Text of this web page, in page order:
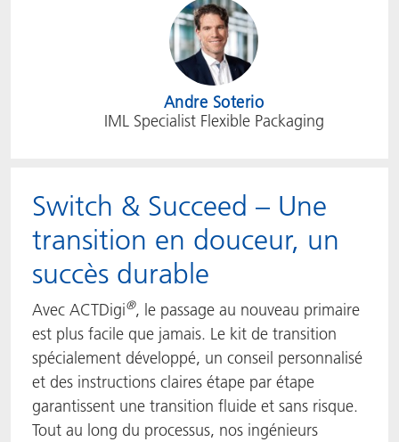
Andre Soterio
IML Specialist Flexible Packaging
Switch & Succeed – Une
transition en douceur, un
succès durable
Avec ACTDigi®, le passage au nouveau primaire
est plus facile que jamais. Le kit de transition
spécialement développé, un conseil personnalisé
et des instructions claires étape par étape
garantissent une transition fluide et sans risque.
Tout au long du processus, nos ingénieurs